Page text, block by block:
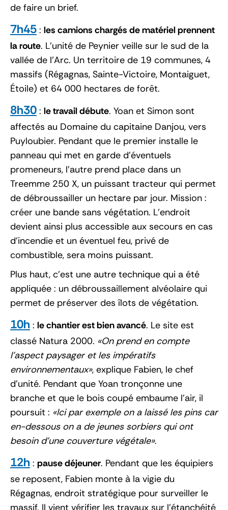
de faire un brief.
7h45 : les camions chargés de matériel prennent
la route. L’unité de Peynier veille sur le sud de la
vallée de l’Arc. Un territoire de 19 communes, 4
massifs (Régagnas, Sainte-Victoire, Montaiguet,
Étoile) et 64 000 hectares de forêt.
8h30 : le travail débute. Yoan et Simon sont
affectés au Domaine du capitaine Danjou, vers
Puyloubier. Pendant que le premier installe le
panneau qui met en garde d’éventuels
promeneurs, l’autre prend place dans un
Treemme 250 X, un puissant tracteur qui permet
de débroussailler un hectare par jour. Mission :
créer une bande sans végétation. L’endroit
devient ainsi plus accessible aux secours en cas
d’incendie et un éventuel feu, privé de
combustible, sera moins puissant.
Plus haut, c’est une autre technique qui a été
appliquée : un débroussaillement alvéolaire qui
permet de préserver des îlots de végétation.
10h : le chantier est bien avancé. Le site est
classé Natura 2000. On prend en compte
l’aspect paysager et les impératifs
environnementaux , explique Fabien, le chef
d’unité. Pendant que Yoan tronçonne une
branche et que le bois coupé embaume l’air, il
poursuit : Ici par exemple on a laissé les pins car
en-dessous on a de jeunes sorbiers qui ont
besoin d’une couverture végétale .
12h : pause déjeuner. Pendant que les équipiers
se reposent, Fabien monte à la vigie du
Régagnas, endroit stratégique pour surveiller le
massif. Il vient vérifier les travaux sur l’étanchéité